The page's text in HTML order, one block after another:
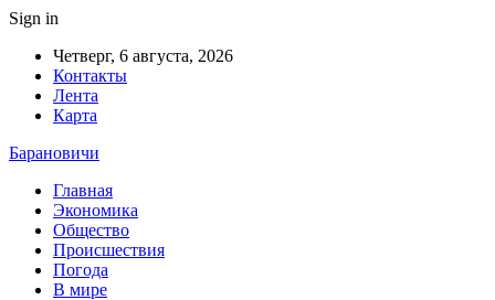
Sign in
Четверг, 6 августа, 2026
Контакты
Лента
Карта
Барановичи
Главная
Экономика
Общество
Происшествия
Погода
В мире